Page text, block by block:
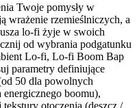
Twoje pomysły w
wrażenie rzemieślniczych, a
lo-fi żyje w swoich
od wybrania podgatunku
Lo-fi, Lo-fi Boom Bap
parametry definiujące
50 dla powolnych
boomu),
otoczenia (deszcz /